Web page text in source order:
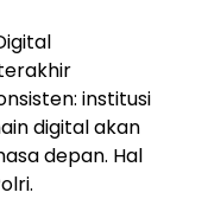
institusi
digital akan
depan. Hal